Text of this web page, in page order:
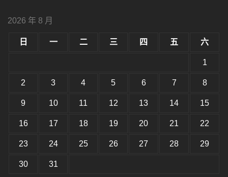
小。
2026 年 8 月
日 一 二 三 四 五 六
1
2 3 4 5 6 7 8
9 10 11 12 13 14 15
16 17 18 19 20 21 22
23 24 25 26 27 28 29
30 31